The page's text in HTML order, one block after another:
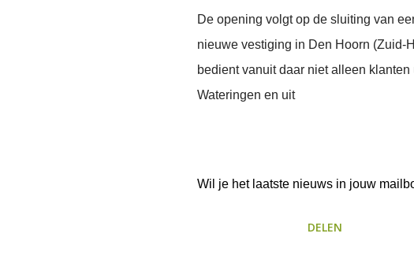
De opening volgt op de sluiting van
nieuwe vestiging in Den Hoorn (Zuid-
bedient vanuit daar niet alleen
Wateringen en uit
Wil je het laatste nieuws in jouw
DELEN